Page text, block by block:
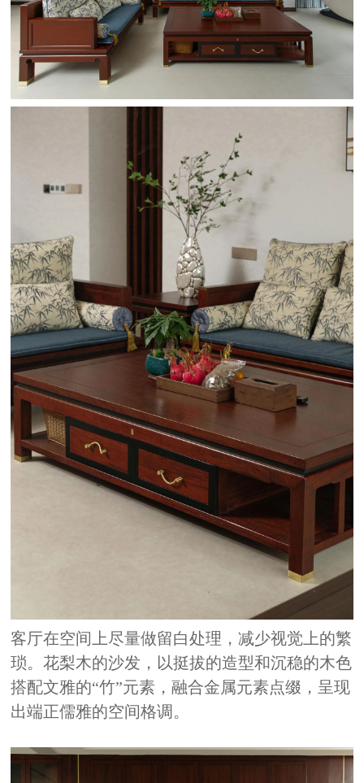
客厅在空间上尽量做留白处理，减少视觉上的繁
琐。花梨木的沙发，以挺拔的造型和沉稳的木色
搭配文雅的“竹”元素，融合金属元素点缀，呈现
出端正儒雅的空间格调。